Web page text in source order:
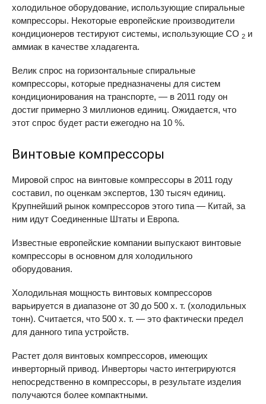
холодильное оборудование, использующие спиральные
компрессоры. Некоторые европейские производители
кондиционеров тестируют системы, использующие СО 2 и
аммиак в качестве хладагента.
Велик спрос на горизонтальные спиральные
компрессоры, которые предназначены для систем
кондиционирования на транспорте, — в 2011 году он
достиг примерно 3 миллионов единиц. Ожидается, что
этот спрос будет расти ежегодно на 10 %.
Винтовые компрессоры
Мировой спрос на винтовые компрессоры в 2011 году
составил, по оценкам экспертов, 130 тысяч единиц.
Крупнейший рынок компрессоров этого типа — Китай, за
ним идут Соединенные Штаты и Европа.
Известные европейские компании выпускают винтовые
компрессоры в основном для холодильного
оборудования.
Холодильная мощность винтовых компрессоров
варьируется в диапазоне от 30 до 500 х. т. (холодильных
тонн). Считается, что 500 х. т. — это фактически предел
для данного типа устройств.
Растет доля винтовых компрессоров, имеющих
инверторный привод. Инверторы часто интегрируются
непосредственно в компрессоры, в результате изделия
получаются более компактными.